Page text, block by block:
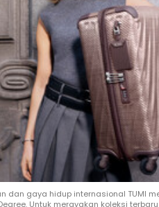
dan gaya hidup internasional TUMI
Untuk merayakan koleksi